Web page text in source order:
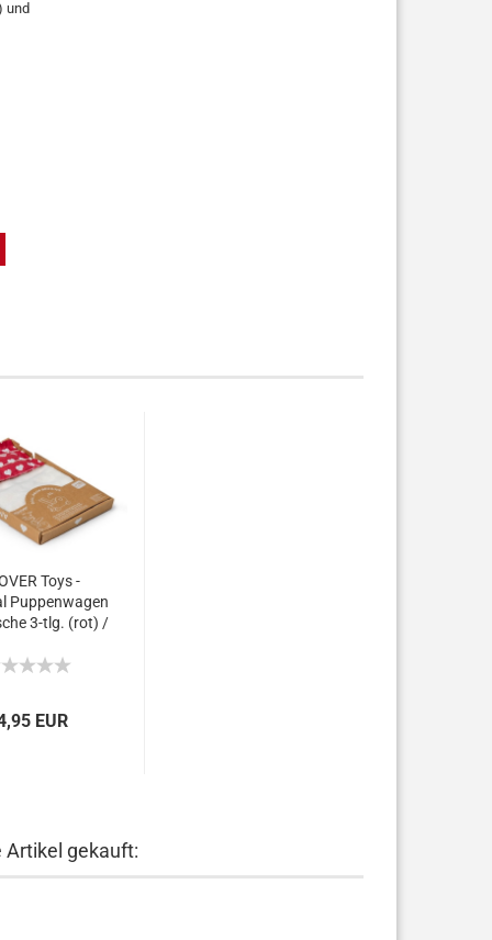
und
Toys -
Puppenwagen
3-tlg. (rot) /
EUR
Artikel gekauft: